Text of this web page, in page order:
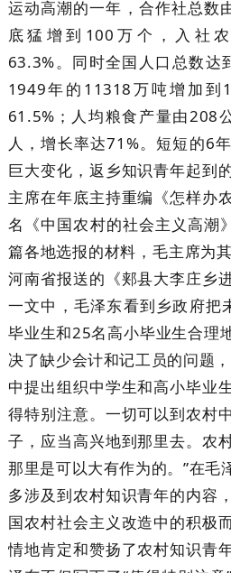
运动高潮的一年，合作社总数
底猛增到100万个，入社
63.3%。同时全国人口总数达
1949年的11318万吨增加到
61.5%；人均粮食产量由208
人，增长率达71%。短短的6
巨大变化，返乡知识青年起到
主席在年底主持重编《怎样办
名《中国农村的社会主义高潮
篇各地选报的材料，毛主席为
河南省报送的《郏县大李庄乡
一文中，毛泽东看到乡政府把
毕业生和25名高小毕业生合理
决了缺少会计和记工员的问题
中提出组织中学生和高小毕业
得特别注意。一切可以到农村
子，应当高兴地到那里去。农
那里是可以大有作为的。”在毛
多涉及到农村知识青年的内容
国农村社会主义改造中的积极
情地肯定和赞扬了农村知识青